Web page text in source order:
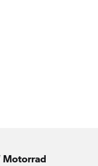
Motorrad